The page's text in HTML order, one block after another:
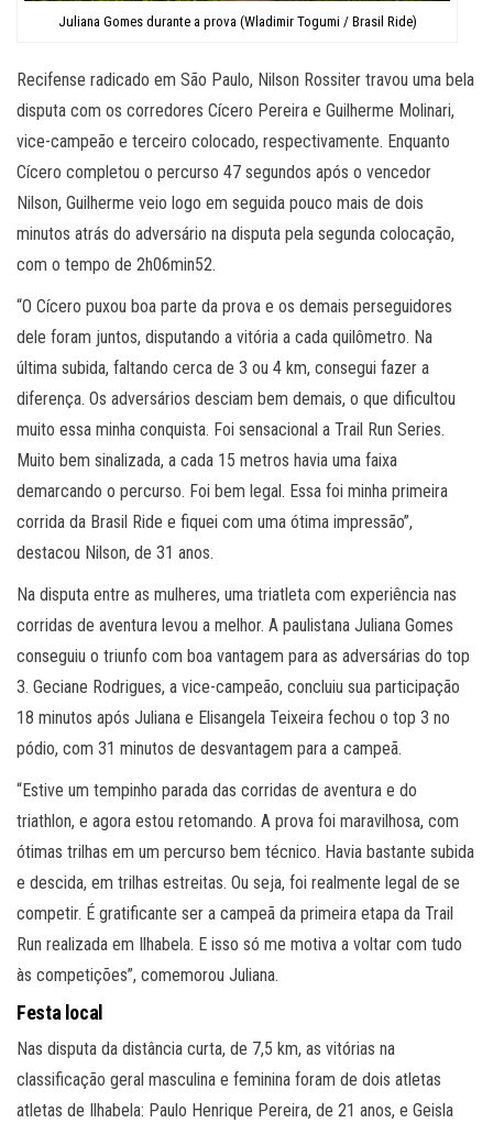
Juliana Gomes durante a prova (Wladimir Togumi / Brasil Ride)
Recifense radicado em São Paulo, Nilson Rossiter travou uma bela
disputa com os corredores Cícero Pereira e Guilherme Molinari,
vice-campeão e terceiro colocado, respectivamente. Enquanto
Cícero completou o percurso 47 segundos após o vencedor
Nilson, Guilherme veio logo em seguida pouco mais de dois
minutos atrás do adversário na disputa pela segunda colocação,
com o tempo de 2h06min52.
“O Cícero puxou boa parte da prova e os demais perseguidores
dele foram juntos, disputando a vitória a cada quilômetro. Na
última subida, faltando cerca de 3 ou 4 km, consegui fazer a
diferença. Os adversários desciam bem demais, o que dificultou
muito essa minha conquista. Foi sensacional a Trail Run Series.
Muito bem sinalizada, a cada 15 metros havia uma faixa
demarcando o percurso. Foi bem legal. Essa foi minha primeira
corrida da Brasil Ride e fiquei com uma ótima impressão”,
destacou Nilson, de 31 anos.
Na disputa entre as mulheres, uma triatleta com experiência nas
corridas de aventura levou a melhor. A paulistana Juliana Gomes
conseguiu o triunfo com boa vantagem para as adversárias do top
3. Geciane Rodrigues, a vice-campeão, concluiu sua participação
18 minutos após Juliana e Elisangela Teixeira fechou o top 3 no
pódio, com 31 minutos de desvantagem para a campeã.
“Estive um tempinho parada das corridas de aventura e do
triathlon, e agora estou retomando. A prova foi maravilhosa, com
ótimas trilhas em um percurso bem técnico. Havia bastante subida
e descida, em trilhas estreitas. Ou seja, foi realmente legal de se
competir. É gratificante ser a campeã da primeira etapa da Trail
Run realizada em Ilhabela. E isso só me motiva a voltar com tudo
às competições”, comemorou Juliana.
Festa local
Nas disputa da distância curta, de 7,5 km, as vitórias na
classificação geral masculina e feminina foram de dois atletas
atletas de Ilhabela: Paulo Henrique Pereira, de 21 anos, e Geisla